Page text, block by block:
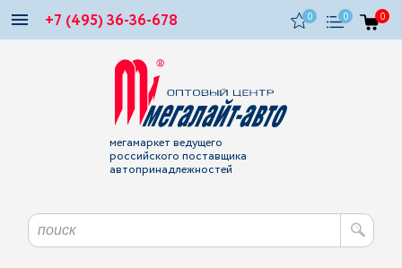
+7 (495) 36-36-678 0 0 0
мегамаркет ведущего
российского поставщика
автопринадлежностей